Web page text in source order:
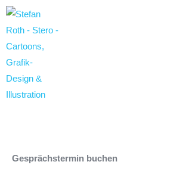
Gesprächstermin buchen